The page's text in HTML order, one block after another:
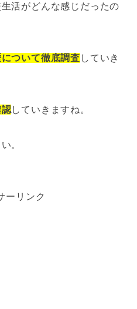
活がどんな感じだったの
ついて徹底調査 していき
していきますね。
。
ーリンク